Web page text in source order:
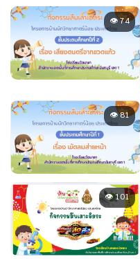
👁 74
👁 81
👁 101